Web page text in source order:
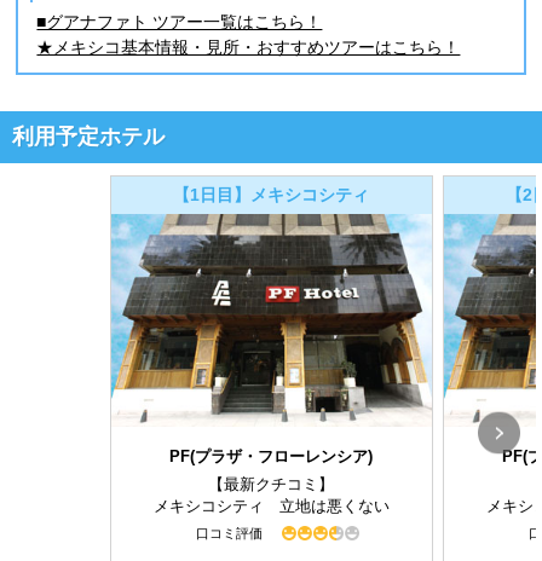
■グアナファト ツアー一覧はこちら！
★メキシコ基本情報・見所・おすすめツアーはこちら！
利用予定ホテル
【1日目】メキシコシティ
PF(プラザ・フローレンシア)
【最新クチコミ】
メキシコシティ 立地は悪くない
口コミ評価
【
PF(
メキシ